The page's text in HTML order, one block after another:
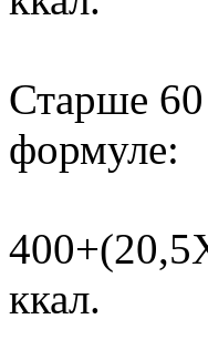
Старше
формуле:
ккал.